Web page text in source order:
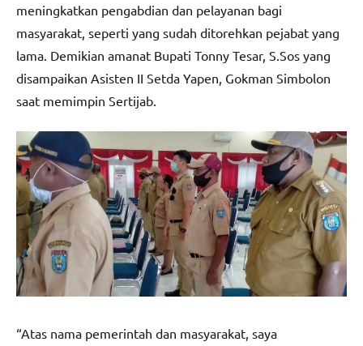
meningkatkan pengabdian dan pelayanan bagi
masyarakat, seperti yang sudah ditorehkan pejabat yang
lama. Demikian amanat Bupati Tonny Tesar, S.Sos yang
disampaikan Asisten II Setda Yapen, Gokman Simbolon
saat memimpin Sertijab.
“Atas nama pemerintah dan masyarakat, saya